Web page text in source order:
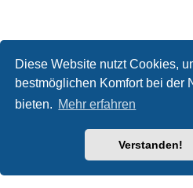
Diese Website nutzt Cookies,
bestmöglichen Komfort bei der
bieten. Mehr erfahren
Verstanden!